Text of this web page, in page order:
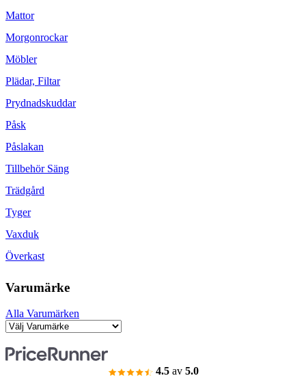
Mattor
Morgonrockar
Möbler
Plädar, Filtar
Prydnadskuddar
Påsk
Påslakan
Tillbehör Säng
Trädgård
Tyger
Vaxduk
Överkast
Varumärke
Alla Varumärken
4.5 av 5.0